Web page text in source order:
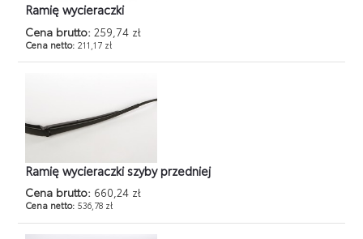
Ramię wycieraczki
Cena brutto: 259,74 zł
Cena netto: 211,17 zł
Ramię wycieraczki szyby przedniej
Cena brutto: 660,24 zł
Cena netto: 536,78 zł